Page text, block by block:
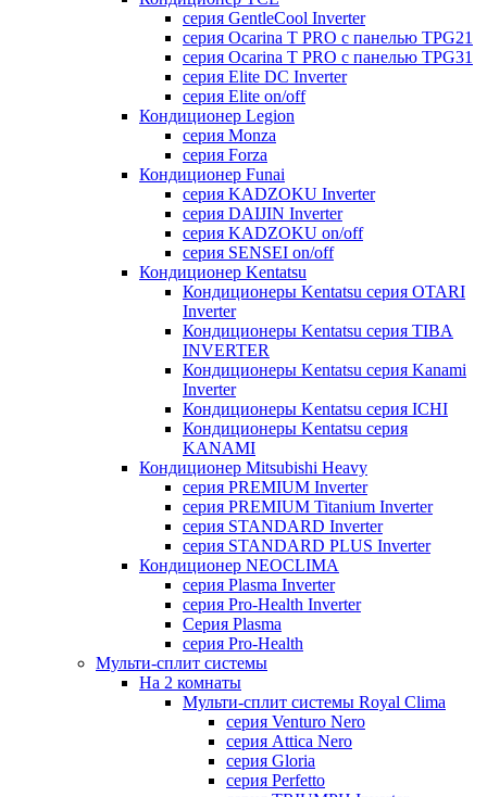
серия GentleCool Inverter
серия Ocarina T PRO c панелью TPG21
серия Ocarina T PRO c панелью TPG31
серия Elite DC Inverter
серия Elite on/off
Кондиционер Legion
серия Monza
серия Forza
Кондиционер Funai
серия KADZOKU Inverter
серия DAIJIN Inverter
серия KADZOKU on/off
серия SENSEI on/off
Кондиционер Kentatsu
Кондиционеры Kentatsu серия OTARI
Inverter
Кондиционеры Kentatsu серия TIBA
INVERTER
Кондиционеры Kentatsu серия Kanami
Inverter
Кондиционеры Kentatsu серия ICHI
Кондиционеры Kentatsu серия
KANAMI
Кондиционер Mitsubishi Heavy
серия PREMIUM Inverter
серия PREMIUM Titanium Inverter
серия STANDARD Inverter
серия STANDARD PLUS Inverter
Кондиционер NEOCLIMA
серия Plasma Inverter
серия Pro-Health Inverter
Cерия Plasma
серия Pro-Health
Мульти-сплит системы
На 2 комнаты
Мульти-сплит системы Royal Clima
серия Venturo Nero
серия Attica Nero
серия Gloria
серия Perfetto